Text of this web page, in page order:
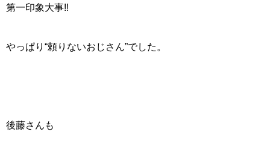
第一印象大事!!
やっぱり“頼りないおじさん”でした。
後藤さんも